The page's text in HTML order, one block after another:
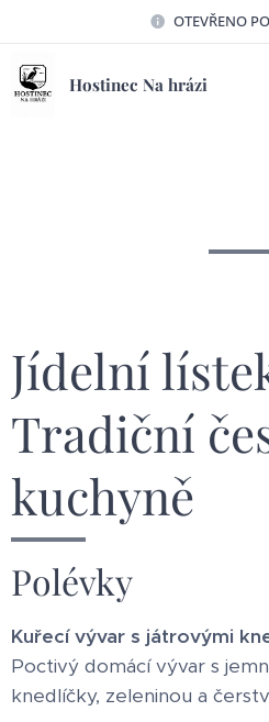
OTEVŘENO
Hostinec Na hrázi
Jídelní
Tradiční
kuchyně
Polévky
Kuřecí vývar s játrovými
Poctivý domácí vývar s
knedlíčky, zeleninou a